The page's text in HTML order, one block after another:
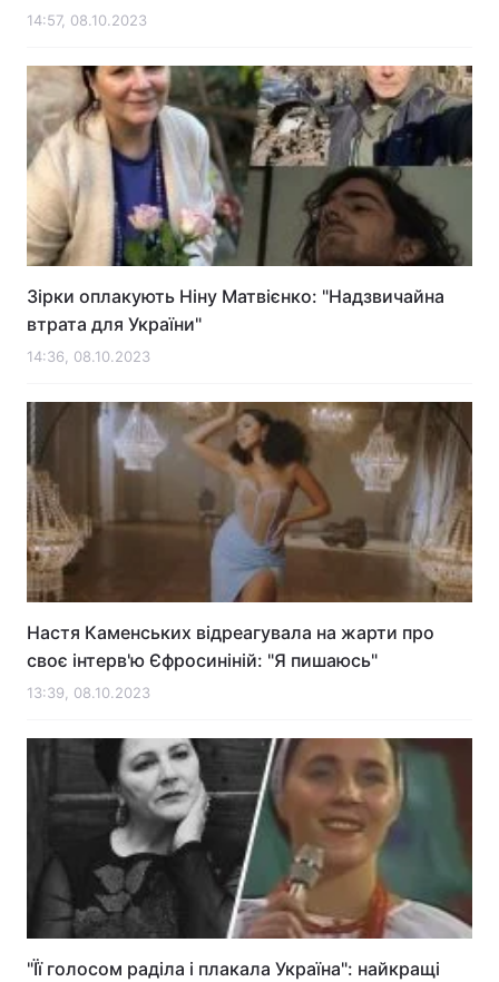
Послуги
Тема оформлення
14:57, 08.10.2023
Зірки оплакують Ніну Матвієнко: "Надзвичайна
втрата для України"
14:36, 08.10.2023
Настя Каменських відреагувала на жарти про
своє інтерв'ю Єфросиніній: "Я пишаюсь"
13:39, 08.10.2023
"Її голосом раділа і плакала Україна": найкращі